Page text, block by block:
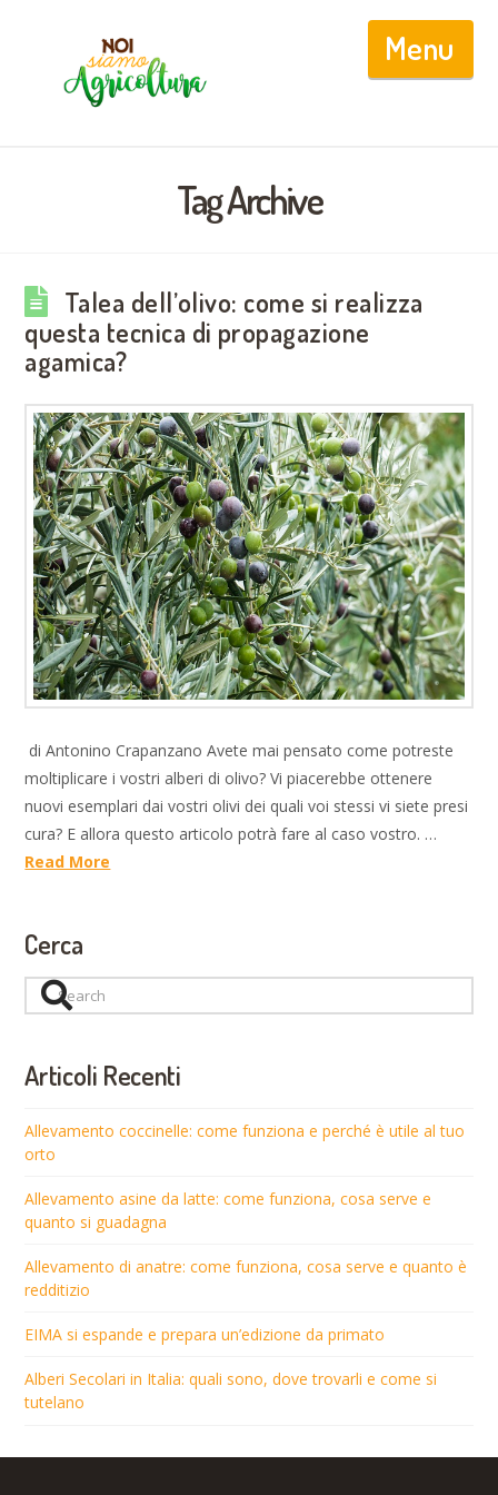
Tag Archive
Talea dell’olivo: come si realizza
questa tecnica di propagazione
agamica?
di Antonino Crapanzano Avete mai pensato come potreste
moltiplicare i vostri alberi di olivo? Vi piacerebbe ottenere
nuovi esemplari dai vostri olivi dei quali voi stessi vi siete presi
cura? E allora questo articolo potrà fare al caso vostro. …
Read More
Cerca
Search
Articoli Recenti
Allevamento coccinelle: come funziona e perché è utile al tuo
orto
Allevamento asine da latte: come funziona, cosa serve e
quanto si guadagna
Allevamento di anatre: come funziona, cosa serve e quanto è
redditizio
EIMA si espande e prepara un’edizione da primato
Alberi Secolari in Italia: quali sono, dove trovarli e come si
tutelano